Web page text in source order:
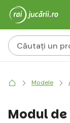
Modele
Modul de